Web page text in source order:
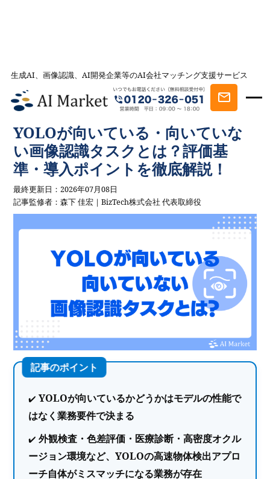
生成AI、画像認識、AI開発企業等のAI会社マッチング支援サービス
AI会社とのマッチングは AI Market
記事一覧
AIを学ぶ・知る
YOLOが向いている・向いていない画像認識
タスクとは？評価基準・導入ポイントを徹底解説！
YOLOが向いている・向いていな
い画像認識タスクとは？評価基
準・導入ポイントを徹底解説！
最終更新日：2026年07月08日
記事監修者：森下 佳宏｜BizTech株式会社 代表取締役
YOLOが向いているかどうかはモデルの性能で
はなく業務要件で決まる
外観検査・色差評価・医療診断・高密度オクル
ージョン環境など、YOLOの高速物体検出アプロ
ーチ自体がミスマッチになる業務が存在